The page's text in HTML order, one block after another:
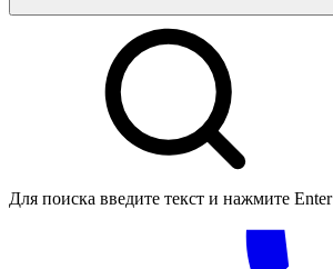
Для поиска введите текст и нажмите Enter